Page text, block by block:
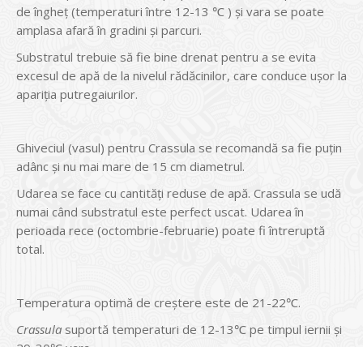
de îngheţ (temperaturi între 12-13 ℃ ) şi vara se poate
amplasa afară în gradini şi parcuri.
Substratul trebuie să fie bine drenat pentru a se evita
excesul de apă de la nivelul rădăcinilor, care conduce uşor la
apariţia putregaiurilor.
Ghiveciul (vasul) pentru Crassula se recomandă sa fie puţin
adânc şi nu mai mare de 15 cm diametrul.
Udarea se face cu cantităţi reduse de apă. Crassula se udă
numai când substratul este perfect uscat. Udarea în
perioada rece (octombrie-februarie) poate fi întreruptă
total.
Temperatura optimă de creştere este de 21-22℃.
Crassula suportă temperaturi de 12-13℃ pe timpul iernii şi